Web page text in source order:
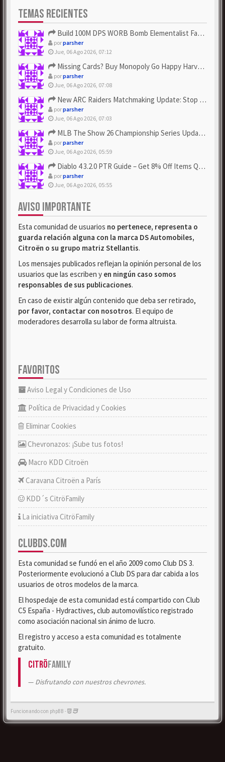
TEMAS RECIENTES
Build 100M DPS WORB Bomb Elementalist Fast - Grab POE Curren...
porparsher
Jue, 06 Ago 2026, 07:12
Missing Cards? Buy Monopoly Go Happy Harvest with Looney Tun...
porparsher
Jue, 06 Ago 2026, 07:08
New ARC Raiders Matchmaking Update: Stop Failed - Grab Bluep...
porparsher
Jue, 06 Ago 2026, 07:03
MLB The Show 26 Championship Series Update! Get Cheap & ...
porparsher
Jue, 06 Ago 2026, 05:59
Diablo 4 3.2.0 PTR Guide – Get 8% Off Items Quickly to Test ...
porparsher
Jue, 06 Ago 2026, 05:55
AVISO IMPORTANTE
Esta comunidad de usuarios no pertenece, representa o
guarda relación alguna con la marca DS Automobiles,
Citroën o su grupo matriz Stellantis.
Los mensajes publicados reflejan la opinión personal de los
usuarios que las escriben y en ningún caso somos
responsables de sus publicaciones.
En caso de existir algún contenido que deba ser retirado,
por favor, contactar con nosotros. El equipo de
moderadores desarrolla su labor de forma altruista.
FAVORITOS
Aviso Legal y Condiciones de Uso
Política de Privacidad y Cookies
Eliminar Cookies
Chevronazos: ¡Sube tus fotos!
Macro KDD Citroën
Caravana Citroën a París
KDD´s CitröFamily
La iniciativa CitröFamily
CLUBDS.COM
Esta comunidad se fundó en el año 2009 como Club DS 3.
Posteriormente evolucionó a Club DS para dar cabida a los
usuarios de otros modelos de la marca.
El hospedaje de esta comunidad está compartido con Club
C5 España - Hydractives, club automovilístico registrado
como asociación nacional sin ánimo de lucro.
El registro y acceso a esta comunidad es totalmente
gratuito.
CitröFamily
Disfrutando con nuestros chevrones.
Funcionando con phpBB -